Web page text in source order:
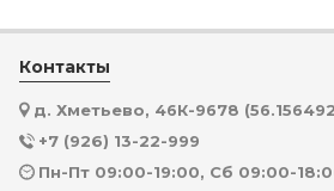
Контакты
д. Хметьево, 46К-9678
+7 (926) 13-22-999
Пн-Пт 09:00-19:00, Сб 09:00-